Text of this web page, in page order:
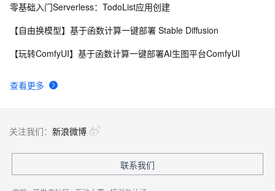
查看更多
零基础入门Serverless：TodoList应用创建
【自由换模型】基于函数计算一键部署 Stable Diffusion
【玩转ComfyUI】基于函数计算一键部署AI生图平台ComfyUI
关注我们： 新浪微博
联系我们